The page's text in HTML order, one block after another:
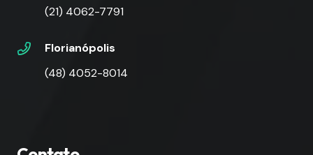
(21) 4062-7791
Florianópolis
(48) 4052-8014